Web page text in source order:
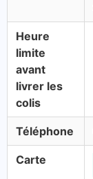
Heure
limite
avant
livrer les
colis
Téléphone
Carte